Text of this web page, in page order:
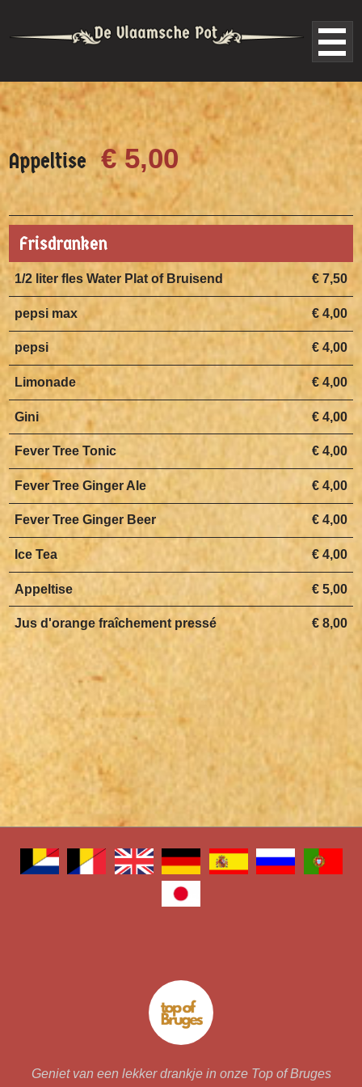
Appeltise € 5,00
Frisdranken
€ 7,50
1/2 liter fles Water Plat of Bruisend
€ 4,00
pepsi max
€ 4,00
pepsi
€ 4,00
Limonade
€ 4,00
Gini
€ 4,00
Fever Tree Tonic
€ 4,00
Fever Tree Ginger Ale
€ 4,00
Fever Tree Ginger Beer
€ 4,00
Ice Tea
€ 5,00
Appeltise
€ 8,00
Jus d'orange fraîchement pressé
Geniet van een lekker drankje in onze Top of Bruges